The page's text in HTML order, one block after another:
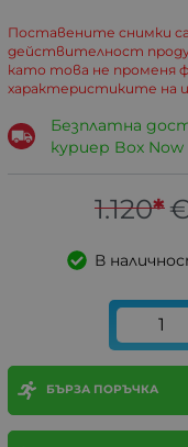
Поставените снимки
действителност
като това не променя
характеристиките на
Безплатна
куриер Box Now
1.120*
В
БЪРЗА ПОРЪЧКА